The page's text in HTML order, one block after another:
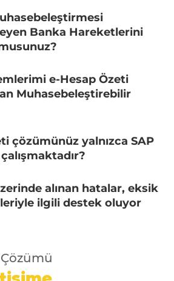
Banka Hareketlerini
e-Hesap Özeti
Muhasebeleştirebilir
çözümünüz yalnızca SAP
alınan hatalar, eksik
ilgili destek oluyor